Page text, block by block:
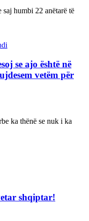
saj humbi 22 anëtarë të
se ajo është në
vetëm për
ka thënë se nuk i ka
shqiptar!